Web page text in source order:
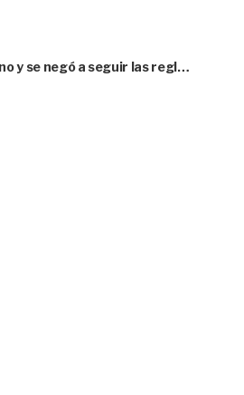
y se negó a seguir las regl…